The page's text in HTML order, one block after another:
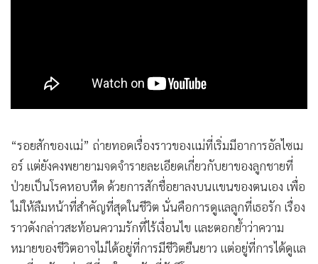
“รอยสักของแม่” ถ่ายทอดเรื่องราวของแม่ที่เริ่มมีอาการอัลไซเม
อร์ แต่ยังคงพยายามจดจำรายละเอียดเกี่ยวกับยาของลูกชายที่
ป่วยเป็นโรคหอบหืด ด้วยการสักชื่อยาลงบนแขนของตนเอง เพื่อ
ไม่ให้ลืมหน้าที่สำคัญที่สุดในชีวิต นั่นคือการดูแลลูกที่เธอรัก เรื่อง
ราวดังกล่าวสะท้อนความรักที่ไร้เงื่อนไข และตอกย้ำว่าความ
หมายของชีวิตอาจไม่ได้อยู่ที่การมีชีวิตยืนยาว แต่อยู่ที่การได้ดูแล